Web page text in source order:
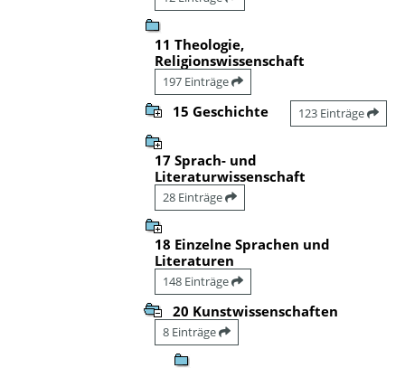
11 Theologie,
Religionswissenschaft
197 Einträge
15 Geschichte 123 Einträge
17 Sprach- und
Literaturwissenschaft
28 Einträge
18 Einzelne Sprachen und
Literaturen
148 Einträge
20 Kunstwissenschaften
8 Einträge